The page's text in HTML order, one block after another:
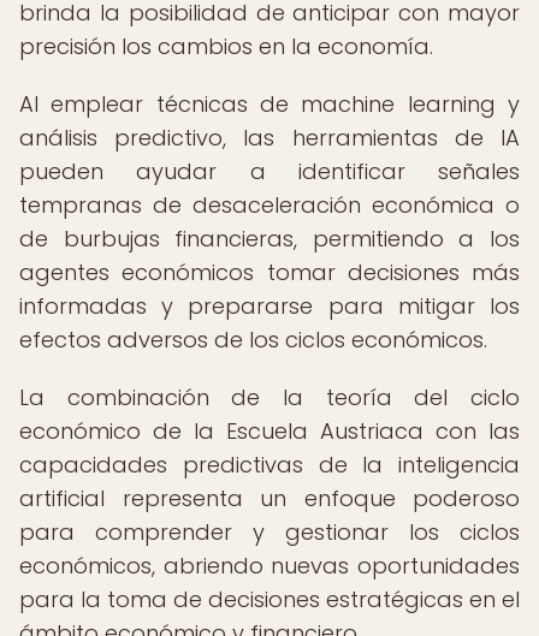
brinda la posibilidad de anticipar con mayor
precisión los cambios en la economía.
Al emplear técnicas de machine learning y
análisis predictivo, las herramientas de IA
pueden ayudar a identificar señales
tempranas de desaceleración económica o
de burbujas financieras, permitiendo a los
agentes económicos tomar decisiones más
informadas y prepararse para mitigar los
efectos adversos de los ciclos económicos.
La combinación de la teoría del ciclo
económico de la Escuela Austriaca con las
capacidades predictivas de la inteligencia
artificial representa un enfoque poderoso
para comprender y gestionar los ciclos
económicos, abriendo nuevas oportunidades
para la toma de decisiones estratégicas en el